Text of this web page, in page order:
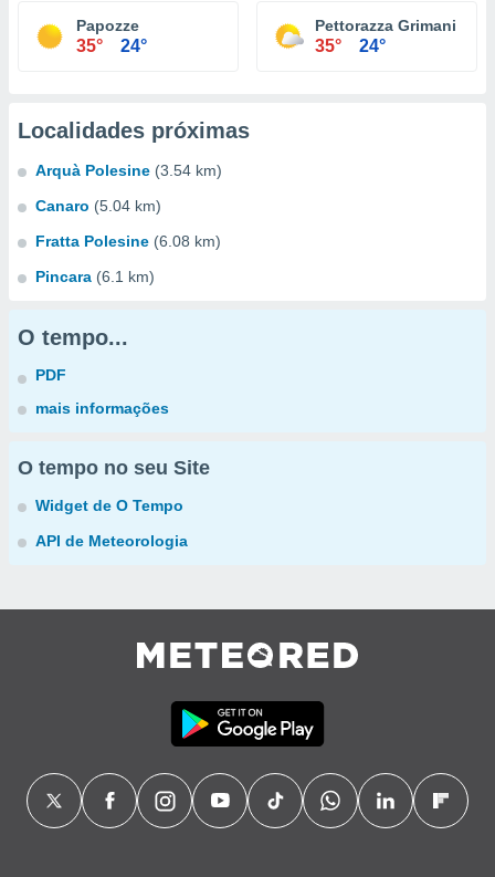
Papozze
35° 24°
Pettorazza Grimani
35° 24°
Localidades próximas
Arquà Polesine (3.54 km)
Canaro (5.04 km)
Fratta Polesine (6.08 km)
Pincara (6.1 km)
O tempo...
PDF
mais informações
O tempo no seu Site
Widget de O Tempo
API de Meteorologia